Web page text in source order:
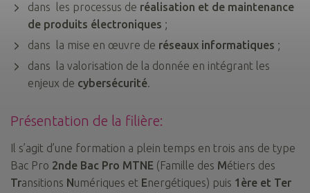
dans les processus de réalisation et de maintenance
de produits électroniques ;
dans la mise en œuvre de réseaux informatiques ;
dans la valorisation de la donnée en intégrant les
enjeux de cybersécurité.
Présentation de la filière:
Il s’agit d’une formation a plein temps en trois ans de type
Bac Pro 2nde Bac Pro MTNE (Famille des Métiers des
Transitions Numériques et Energétiques) puis 1ère et Ter